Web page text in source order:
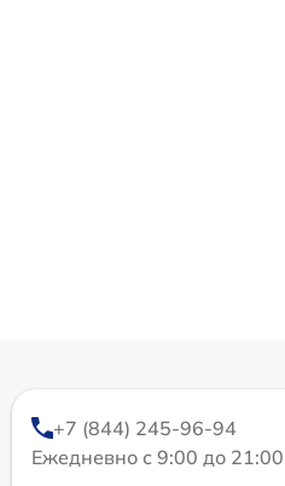
+7 (844) 245-96-94
Ежедневно с 9:00 до 21:00